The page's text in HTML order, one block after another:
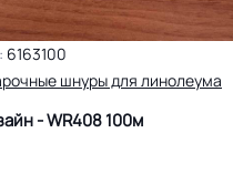
Допуск изменения
Доп. защита рабочего слоя
6163100
шнуры для линолеума
- WR408100м